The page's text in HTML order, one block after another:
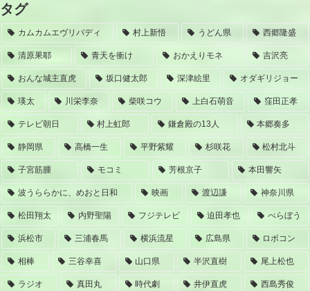
タグ
カムカムエヴリバディ 村上新悟 うどん県 西郷隆盛
清原果耶 青天を衝け おかえりモネ 吉沢亮
おんな城主直虎 坂口健太郎 深津絵里 オダギリジョー
瑛太 川栄李奈 柴咲コウ 上白石萌音 窪田正孝
テレビ朝日 村上虹郎 鎌倉殿の13人 本郷奏多
静岡県 高橋一生 平野紫耀 杉咲花 松村北斗
子宮筋腫 モコミ 芳根京子 本田響矢
波うららかに、めおと日和 映画 渡辺謙 神奈川県
松田翔太 内野聖陽 フジテレビ 迫田孝也 べらぼう
浜松市 三浦春馬 横浜流星 広島県 ロボコン
相棒 三谷幸喜 山口県 半沢直樹 尾上松也
ラジオ 真田丸 時代劇 井伊直虎 西島秀俊